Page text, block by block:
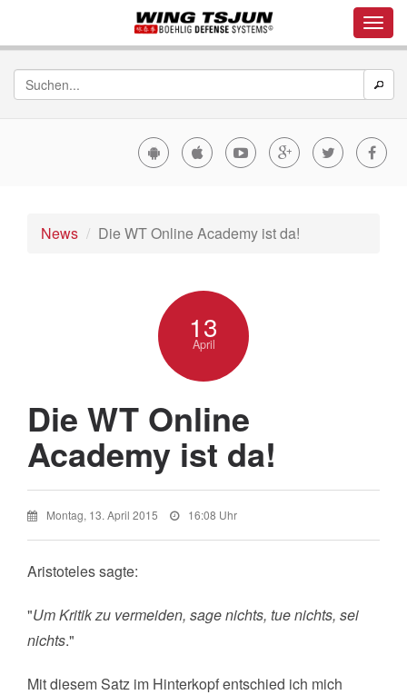
News Die WT Online Academy ist da!
13
April
Die WT Online
Academy ist da!
Montag, 13. April 2015 16:08 Uhr
Aristoteles sagte:
"Um Kritik zu vermeiden, sage nichts, tue nichts, sei
nichts."
Mit diesem Satz im Hinterkopf entschied ich mich